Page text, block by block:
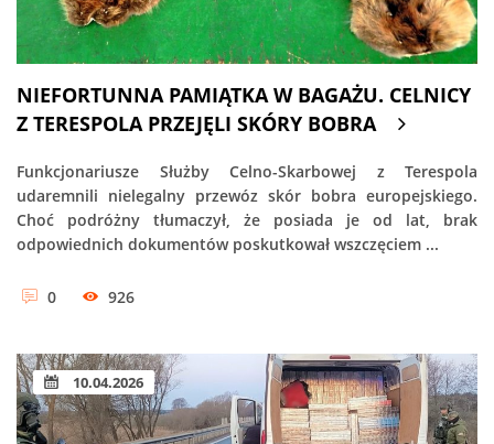
NIEFORTUNNA PAMIĄTKA W BAGAŻU. CELNICY
Z TERESPOLA PRZEJĘLI SKÓRY BOBRA
Funkcjonariusze Służby Celno-Skarbowej z Terespola
udaremnili nielegalny przewóz skór bobra europejskiego.
Choć podróżny tłumaczył, że posiada je od lat, brak
odpowiednich dokumentów poskutkował wszczęciem ...
0 926
10.04.2026